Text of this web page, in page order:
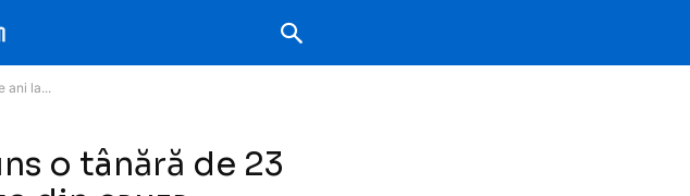
ani la...
o tânără de 23